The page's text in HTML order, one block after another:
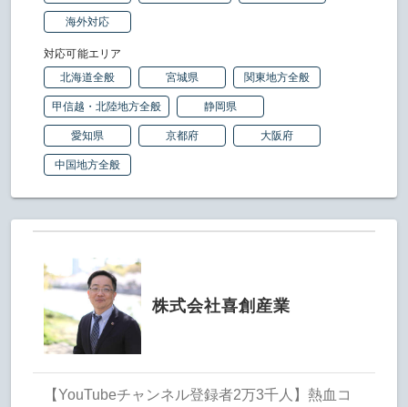
海外対応
対応可能エリア
北海道全般
宮城県 関東地方全般
甲信越・北陸地方全般 静岡県
愛知県 京都府 大阪府
中国地方全般
株式会社喜創産業
【YouTubeチャンネル登録者2万3千人】熱血コ